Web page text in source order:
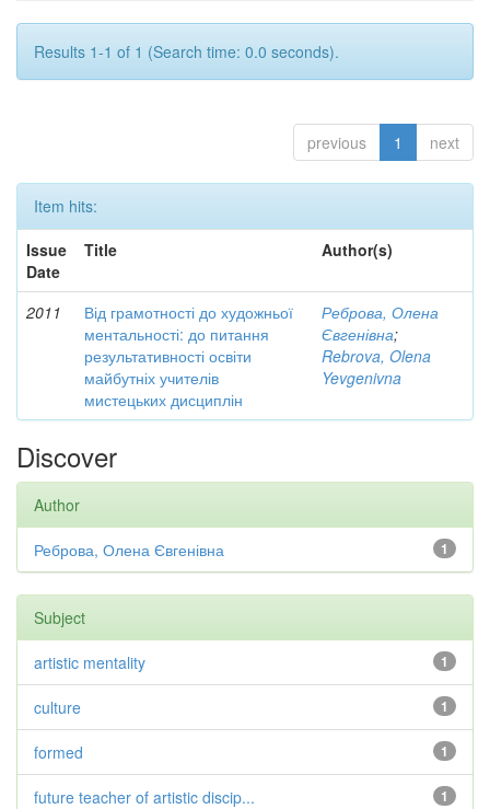
Results 1-1 of 1 (Search time: 0.0 seconds).
previous 1 next
Item hits:
Issue
Date
Title Author(s)
2011
Від грамотності до художньої
ментальності: до питання
результативності освіти
майбутніх учителів
мистецьких дисциплін
Реброва, Олена
Євгенівна;
Rebrova, Olena
Yevgenivna
Discover
Author
1
Реброва, Олена Євгенівна
Subject
1
artistic mentality
1
culture
1
formed
1
future teacher of artistic discip...